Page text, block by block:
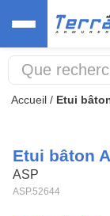
Accueil / Etui
Etui bâton
ASP
ASP.52644